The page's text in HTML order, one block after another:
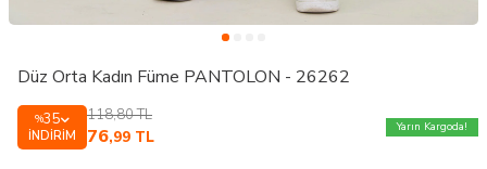
Düz Orta Kadın Füme PANTOLON - 26262
%35
İNDIRIM
118,80TL
76,99 TL
Yarın Kargoda!